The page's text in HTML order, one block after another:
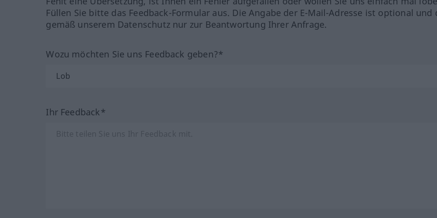
Füllen Sie bitte das Feedback-Formular aus. Die Angabe der E-Mail-Adresse ist optional und
gemäß unserem Datenschutz nur zur Beantwortung Ihrer Anfrage.
Wozu möchten Sie uns Feedback geben?*
Ihr Feedback*